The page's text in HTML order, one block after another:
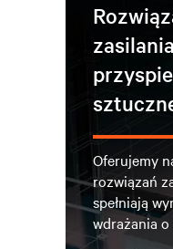
Oferujemy
rozwiązań
spełniają
wdrażania o